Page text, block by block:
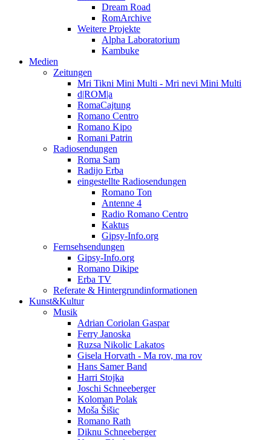
Dream Road
RomArchive
Weitere Projekte
Alpha Laboratorium
Kambuke
Medien
Zeitungen
Mri Tikni Mini Multi - Mri nevi Mini Multi
d|ROM|a
RomaCajtung
Romano Centro
Romano Kipo
Romani Patrin
Radiosendungen
Roma Sam
Radijo Erba
eingestellte Radiosendungen
Romano Ton
Antenne 4
Radio Romano Centro
Kaktus
Gipsy-Info.org
Fernsehsendungen
Gipsy-Info.org
Romano Dikipe
Erba TV
Referate & Hintergrundinformationen
Kunst&Kultur
Musik
Adrian Coriolan Gaspar
Ferry Janoska
Ruzsa Nikolic Lakatos
Gisela Horvath - Ma rov, ma rov
Hans Samer Band
Harri Stojka
Joschi Schneeberger
Koloman Polak
Moša Šišic
Romano Rath
Diknu Schneeberger